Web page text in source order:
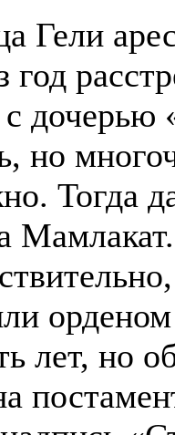
Гели
год
дочерью
но
Тогда
лет, но